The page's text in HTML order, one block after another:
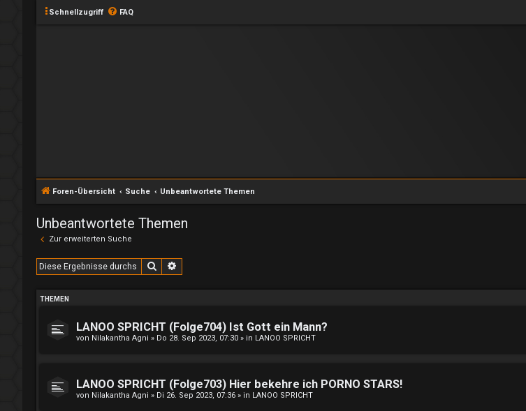
Schnellzugriff FAQ
Foren-Übersicht Suche Unbeantwortete Themen
Unbeantwortete Themen
Zur erweiterten Suche
Suche
THEMEN
LANOO SPRICHT (Folge704) Ist Gott ein Mann?
von Nilakantha Agni » Do 28. Sep 2023, 07:30 » in LANOO SPRICHT
LANOO SPRICHT (Folge703) Hier bekehre ich PORNO STARS!
von Nilakantha Agni » Di 26. Sep 2023, 07:36 » in LANOO SPRICHT